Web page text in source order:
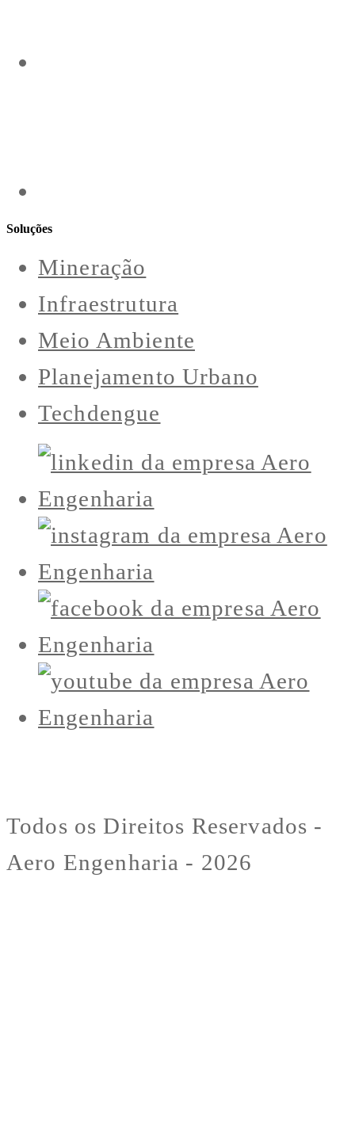
Soluções
Mineração
Infraestrutura
Meio Ambiente
Planejamento Urbano
Techdengue
Todos os Direitos Reservados -
Aero Engenharia - 2026